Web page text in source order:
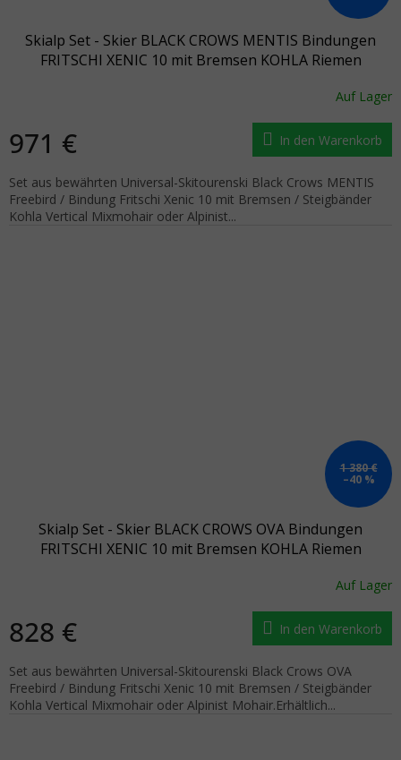
Skialp Set - Skier BLACK CROWS MENTIS Bindungen
FRITSCHI XENIC 10 mit Bremsen KOHLA Riemen
Auf Lager
971 € In den Warenkorb
Set aus bewährten Universal-Skitourenski Black Crows MENTIS
Freebird / Bindung Fritschi Xenic 10 mit Bremsen / Steigbänder
Kohla Vertical Mixmohair oder Alpinist...
1 380 €
–40 %
Skialp Set - Skier BLACK CROWS OVA Bindungen
FRITSCHI XENIC 10 mit Bremsen KOHLA Riemen
Auf Lager
828 € In den Warenkorb
Set aus bewährten Universal-Skitourenski Black Crows OVA
Freebird / Bindung Fritschi Xenic 10 mit Bremsen / Steigbänder
Kohla Vertical Mixmohair oder Alpinist Mohair.Erhältlich...